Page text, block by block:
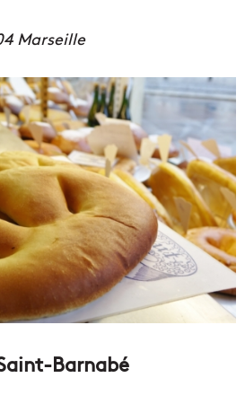
Marseille
Barnabé